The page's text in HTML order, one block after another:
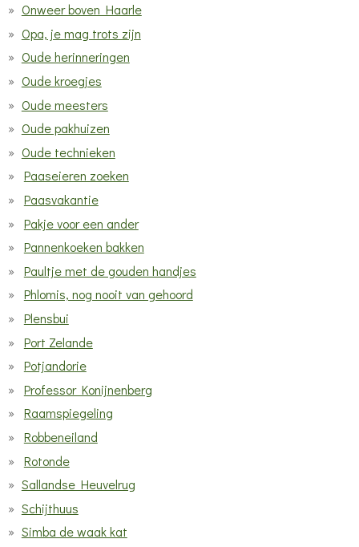
Onweer boven Haarle
Opa, je mag trots zijn
Oude herinneringen
Oude kroegjes
Oude meesters
Oude pakhuizen
Oude technieken
Paaseieren zoeken
Paasvakantie
Pakje voor een ander
Pannenkoeken bakken
Paultje met de gouden handjes
Phlomis, nog nooit van gehoord
Plensbui
Port Zelande
Potjandorie
Professor Konijnenberg
Raamspiegeling
Robbeneiland
Rotonde
Sallandse Heuvelrug
Schijthuus
Simba de waak kat